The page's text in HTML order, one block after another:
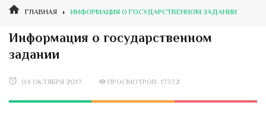
ГЛАВНАЯ ИНФОРМАЦИЯ О ГОСУДАРСТВЕННОМ ЗАДАНИИ
Информация о государственном
задании
04 ОКТЯБРЯ 2017 ПРОСМОТРОВ: 17372